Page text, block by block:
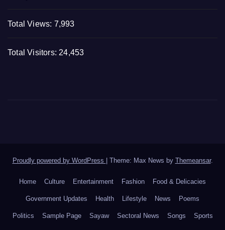
Total Views: 7,993
Total Visitors: 24,453
Proudly powered by WordPress Theme: Max News by Themeansar.
Home Culture Entertainment Fashion Food & Delicacies
Government Updates Health Lifestyle News Poems
Politics Sample Page Sayaw Sectoral News Songs Sports